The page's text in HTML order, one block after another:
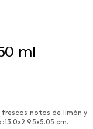
ml
notas de limón y
cm.